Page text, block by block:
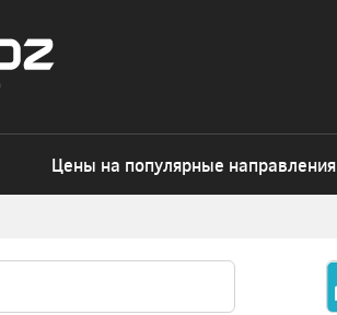
Цены на популярные направления